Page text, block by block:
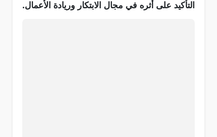
التأكيد على أثره في مجال الابتكار وريادة الأعمال.